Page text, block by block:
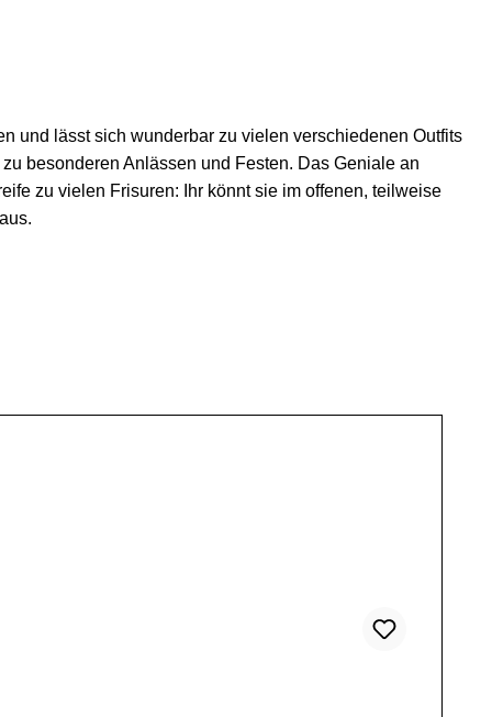
und lässt sich wunderbar zu vielen verschiedenen Outfits
besonderen Anlässen und Festen. Das Geniale an
zu vielen Frisuren: Ihr könnt sie im offenen, teilweise